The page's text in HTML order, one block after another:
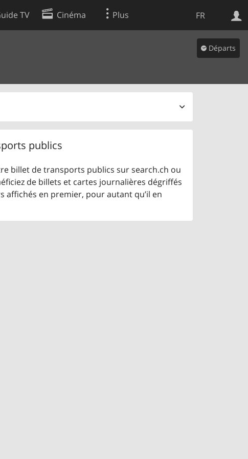
FR
TV Cinéma Plus
Départs
publics
billet de transports publics sur search.ch ou
de billets et cartes journalières dégriffés
affichés en premier, pour autant qu’il en